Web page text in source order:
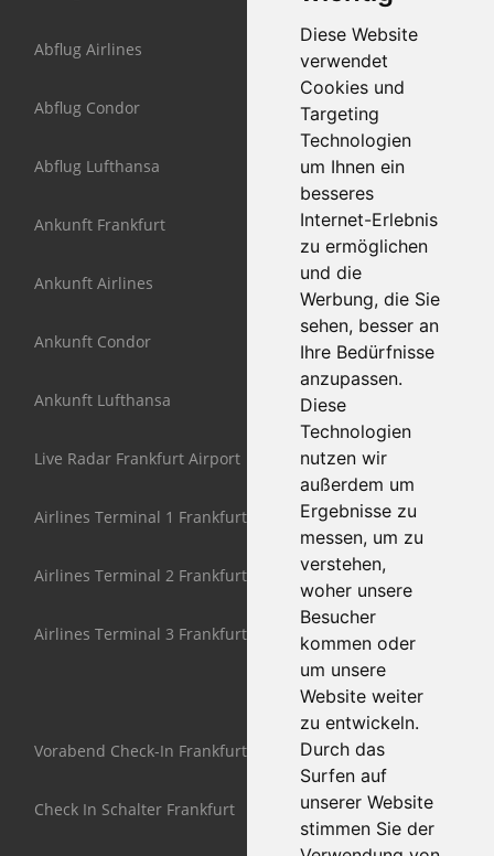
Diese Website
verwendet
Cookies und
Targeting
Technologien
um Ihnen ein
besseres
Internet-Erlebnis
zu ermöglichen
und die
Werbung, die Sie
sehen, besser an
Ihre Bedürfnisse
anzupassen.
Diese
Technologien
nutzen wir
außerdem um
Ergebnisse zu
messen, um zu
verstehen,
woher unsere
Besucher
kommen oder
um unsere
Website weiter
zu entwickeln.
Durch das
Surfen auf
unserer Website
stimmen Sie der
Abflug Airlines
Abflug Condor
Abflug Lufthansa
Ankunft Frankfurt
Ankunft Airlines
Ankunft Condor
Ankunft Lufthansa
Live Radar Frankfurt Airport
Airlines Terminal 1 Frankfurt
Airlines Terminal 2 Frankfurt
Airlines Terminal 3 Frankfurt
Vorabend Check-In Frankfurt
Check In Schalter Frankfurt